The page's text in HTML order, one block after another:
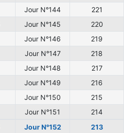
Jour N°144
221
Jour N°145
220
Jour N°146
219
Jour N°147
218
Jour N°148
217
Jour N°149
216
Jour N°150
215
Jour N°151
214
Jour N°152
213